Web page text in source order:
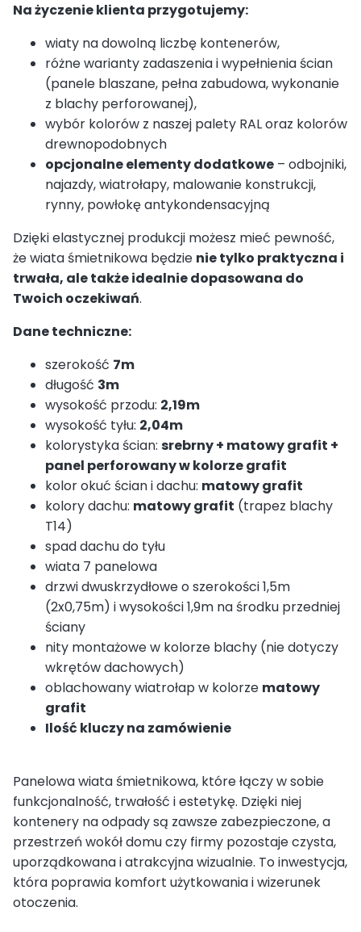
Na życzenie klienta przygotujemy:
wiaty na dowolną liczbę kontenerów,
różne warianty zadaszenia i wypełnienia ścian
(panele blaszane, pełna zabudowa, wykonanie
z blachy perforowanej),
wybór kolorów z naszej palety RAL oraz kolorów
drewnopodobnych
opcjonalne elementy dodatkowe – odbojniki,
najazdy, wiatrołapy, malowanie konstrukcji,
rynny, powłokę antykondensacyjną
Dzięki elastycznej produkcji możesz mieć pewność,
że wiata śmietnikowa będzie nie tylko praktyczna i
trwała, ale także idealnie dopasowana do
Twoich oczekiwań.
Dane techniczne:
szerokość 7m
długość 3m
wysokość przodu: 2,19m
wysokość tyłu: 2,04m
kolorystyka ścian: srebrny + matowy grafit +
panel perforowany w kolorze grafit
kolor okuć ścian i dachu: matowy grafit
kolory dachu: matowy grafit (trapez blachy
T14)
spad dachu do tyłu
wiata 7 panelowa
drzwi dwuskrzydłowe o szerokości 1,5m
(2x0,75m) i wysokości 1,9m na środku przedniej
ściany
nity montażowe w kolorze blachy (nie dotyczy
wkrętów dachowych)
oblachowany wiatrołap w kolorze matowy
grafit
Ilość kluczy na zamówienie
Panelowa wiata śmietnikowa, które łączy w sobie
funkcjonalność, trwałość i estetykę. Dzięki niej
kontenery na odpady są zawsze zabezpieczone, a
przestrzeń wokół domu czy firmy pozostaje czysta,
uporządkowana i atrakcyjna wizualnie. To inwestycja,
która poprawia komfort użytkowania i wizerunek
otoczenia.